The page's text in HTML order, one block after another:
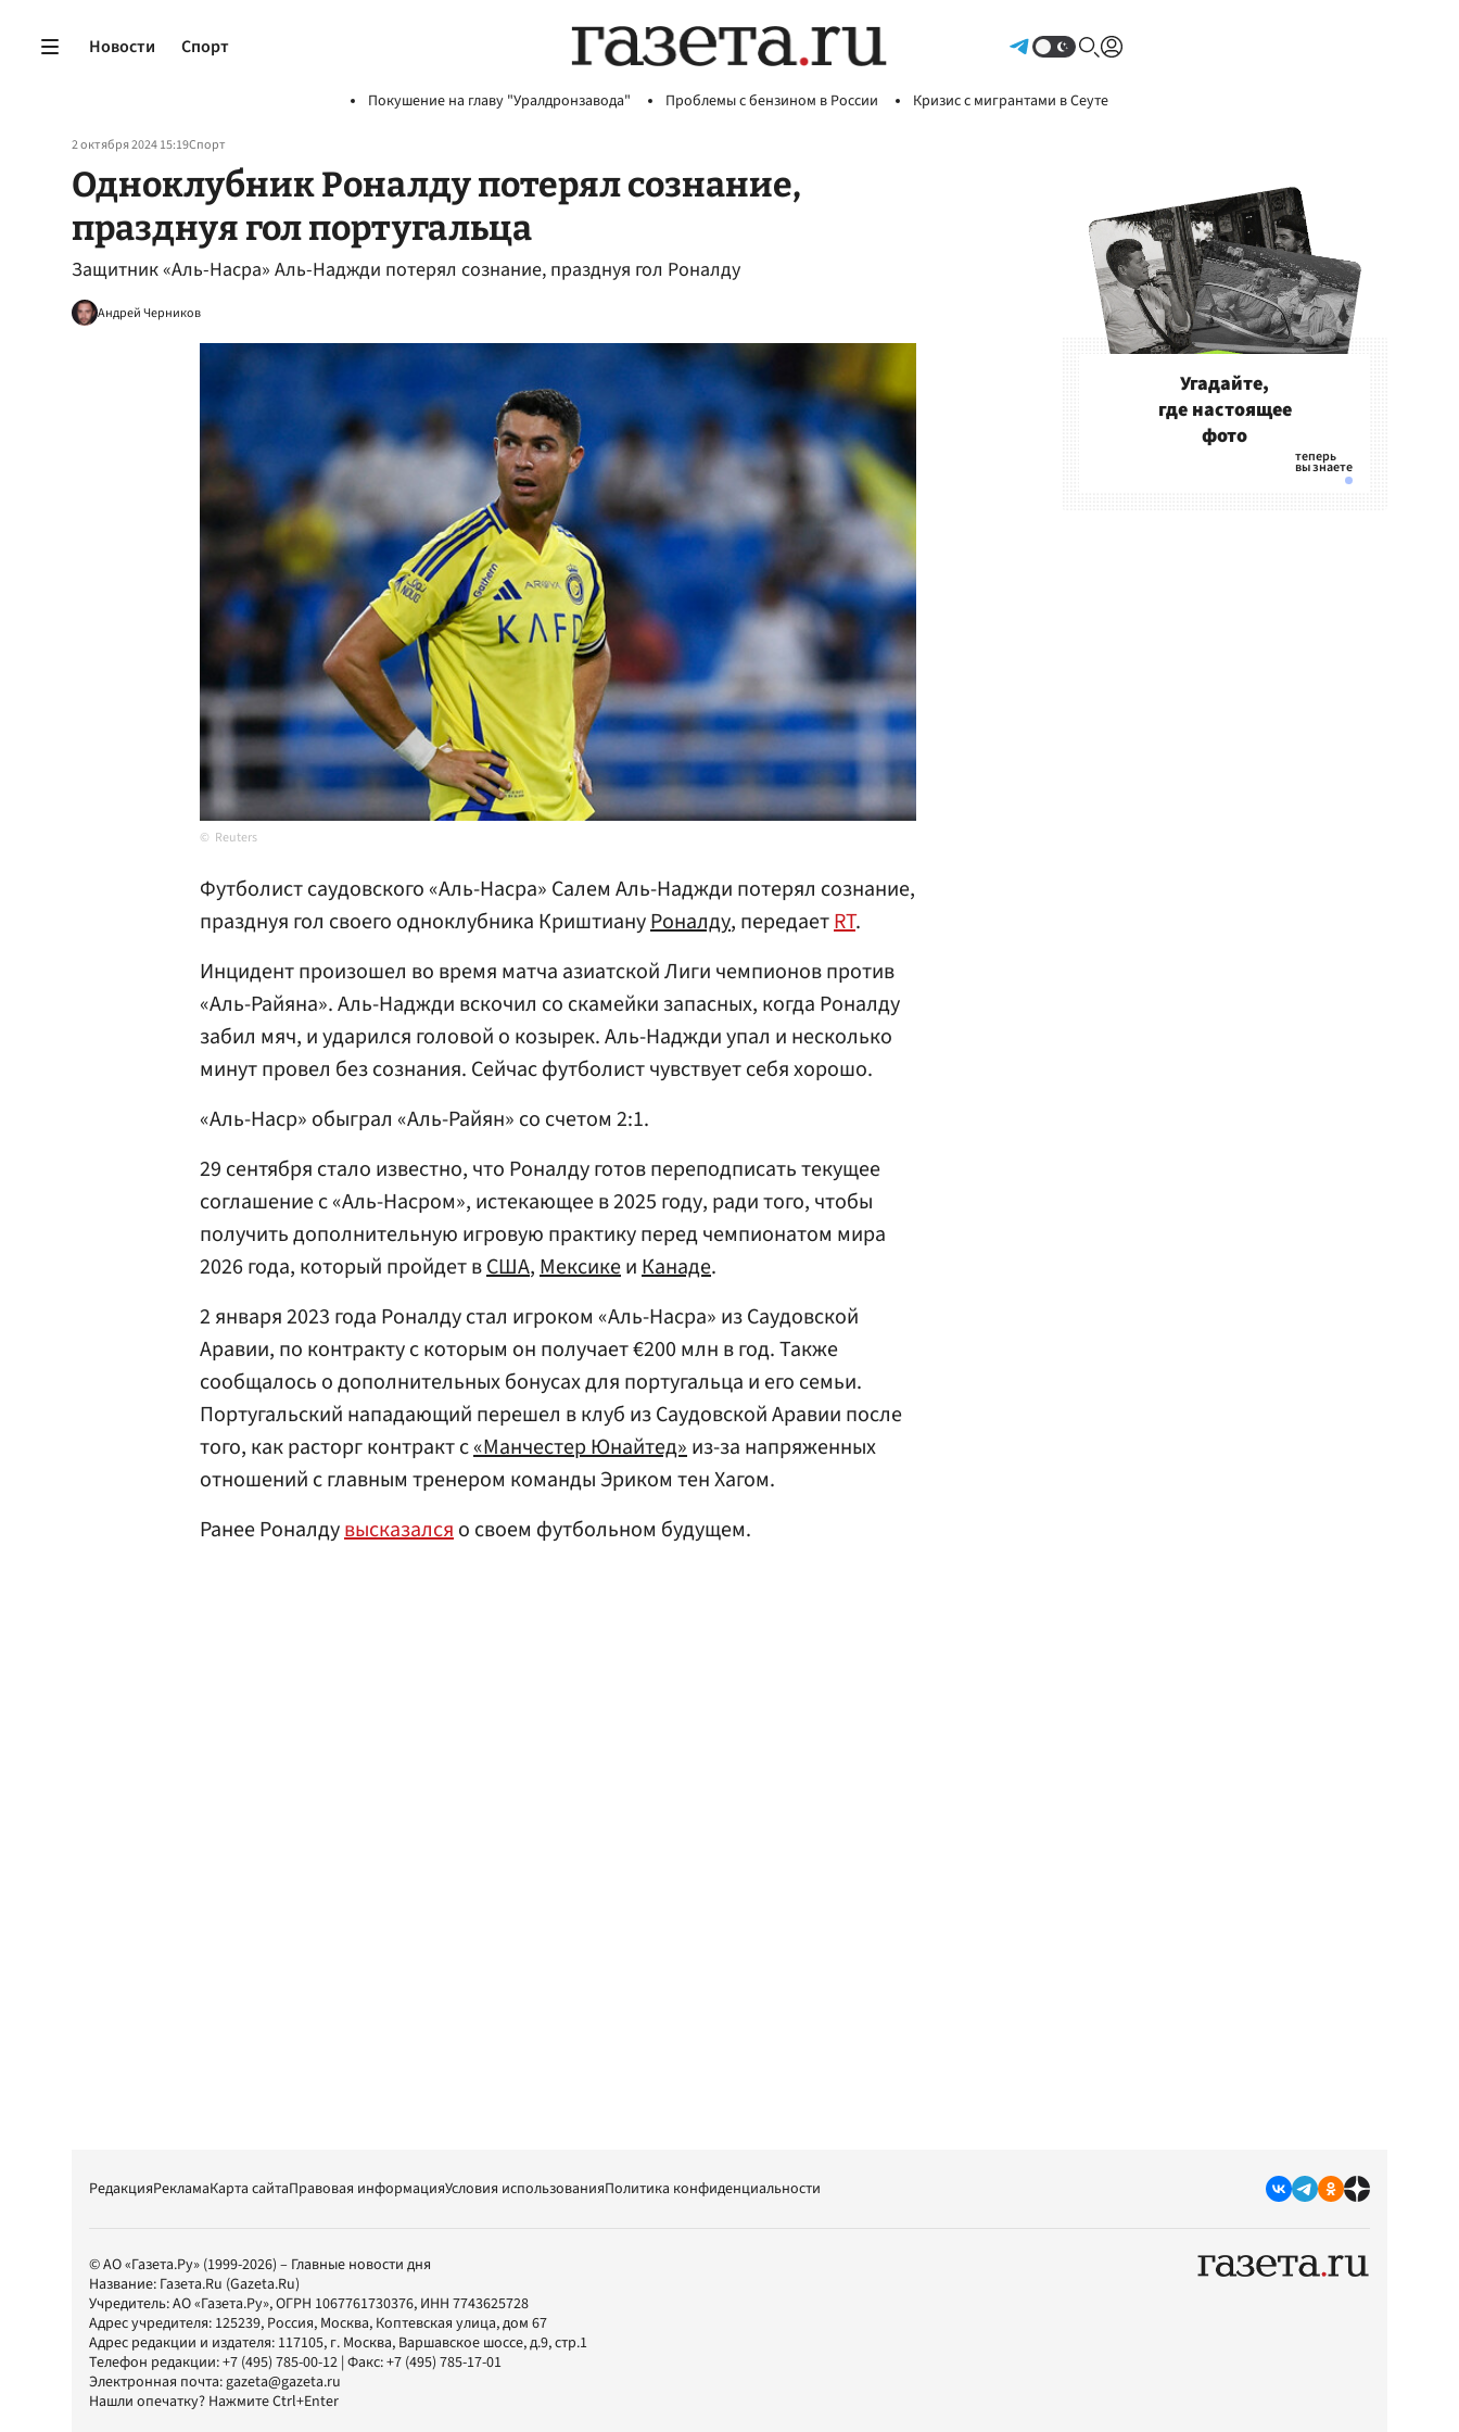
Новости Спорт
Покушение на главу "Уралдронзавода" Проблемы с бензином в России Кризис с мигрантами в Сеуте
2 октября 2024 15:19Спорт
Одноклубник Роналду потерял сознание,
празднуя гол португальца
Защитник «Аль-Насра» Аль-Наджди потерял сознание, празднуя гол Роналду
Андрей Черников
Reuters
Футболист саудовского «Аль-Насра» Салем Аль-Наджди потерял сознание,
празднуя гол своего одноклубника КриштиануРоналду, передаетRT.
Инцидент произошел во время матча азиатской Лиги чемпионов против
«Аль-Райяна». Аль-Наджди вскочил со скамейки запасных, когда Роналду
забил мяч, и ударился головой о козырек. Аль-Наджди упал и несколько
минут провел без сознания. Сейчас футболист чувствует себя хорошо.
«Аль-Наср» обыграл «Аль-Райян» со счетом 2:1.
29 сентября стало известно, что Роналду готов переподписать текущее
соглашение с «Аль-Насром», истекающее в 2025 году, ради того, чтобы
получить дополнительную игровую практику перед чемпионатом мира
2026 года, который пройдет вСША,МексикеиКанаде.
2 января 2023 года Роналду стал игроком «Аль-Насра» из Саудовской
Аравии, по контракту с которым он получает €200 млн в год. Также
сообщалось о дополнительных бонусах для португальца и его семьи.
Португальский нападающий перешел в клуб из Саудовской Аравии после
того, как расторг контракт с«Манчестер Юнайтед»из-за напряженных
отношений с главным тренером команды Эриком тен Хагом.
Ранее Роналдувысказалсяо своем футбольном будущем.
Угадайте,
где настоящее
фото
РедакцияРекламаКарта сайтаПравовая информацияУсловия использованияПолитика конфиденциальности
© АО «Газета.Ру» (1999-2026) – Главные новости дня
Название: Газета.Ru (Gazeta.Ru)
Учредитель:АО «Газета.Ру», ОГРН 1067761730376, ИНН 7743625728
Адрес учредителя: 125239, Россия, Москва, Коптевская улица, дом 67
Адрес редакции и издателя: 117105, г. Москва, Варшавское шоссе, д.9, стр.1
Телефон редакции:+7 (495) 785-00-12 | Факс:+7 (495) 785-17-01
Электронная почта:gazeta@gazeta.ru
Нашли опечатку? Нажмите Ctrl+Enter